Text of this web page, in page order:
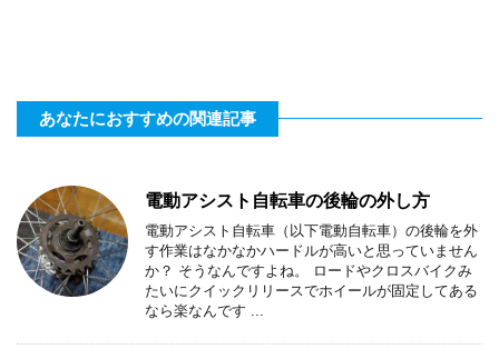
あなたにおすすめの関連記事
電動アシスト自転車の後輪の外し方
電動アシスト自転車（以下電動自転車）の後輪を外
す作業はなかなかハードルが高いと思っていません
か？ そうなんですよね。 ロードやクロスバイクみ
たいにクイックリリースでホイールが固定してある
なら楽なんです ...